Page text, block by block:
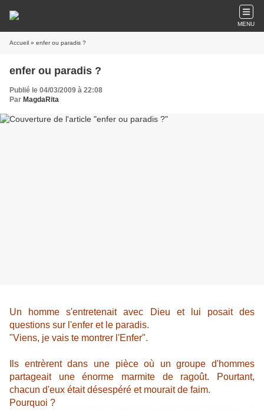
MENU
Accueil » enfer ou paradis ?
enfer ou paradis ?
Publié le 04/03/2009 à 22:08
Par MagdaRita
Un homme s'entretenait avec Dieu et lui posait des
questions sur l'enfer et le paradis.
"Viens, je vais te montrer l'Enfer".
Ils entrèrent dans une pièce où un groupe d'hommes
partageait une énorme marmite de ragoût. Pourtant,
chacun d'eux était désespéré et mourait de faim.
Pourquoi ?